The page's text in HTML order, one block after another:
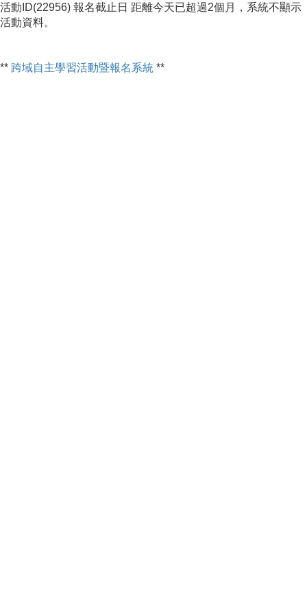
活動ID(22956) 報名截止日 距離今天已超過2個月，系統不顯示
活動資料。
** 跨域自主學習活動暨報名系統 **